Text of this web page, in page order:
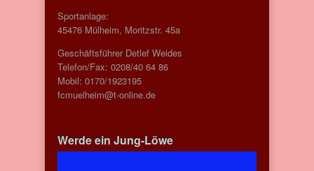
Sportanlage:
45476 Mülheim, Moritzstr. 45a
Geschäftsführer Detlef Weides
Telefon/Fax: 0208/40 64 86
Mobil: 0170/1923195
fcmuelheim@t-online.de
Werde ein Jung-Löwe